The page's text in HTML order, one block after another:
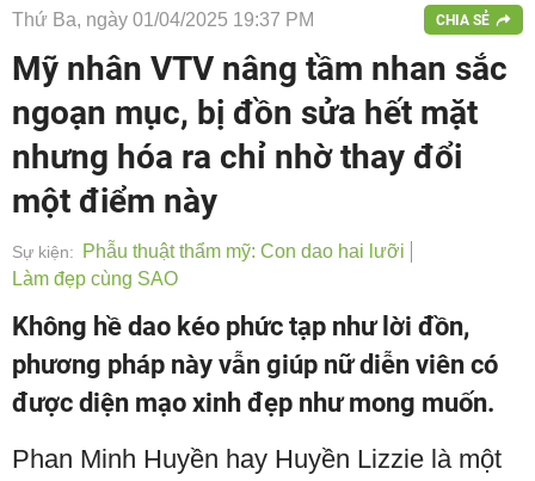
Thứ Ba, ngày 01/04/2025 19:37 PM CHIA SẺ
Mỹ nhân VTV nâng tầm nhan sắc
ngoạn mục, bị đồn sửa hết mặt
nhưng hóa ra chỉ nhờ thay đổi
một điểm này
Sự kiện:
Phẫu thuật thẩm mỹ: Con dao hai lưỡi
Làm đẹp cùng SAO
Không hề dao kéo phức tạp như lời đồn,
phương pháp này vẫn giúp nữ diễn viên có
được diện mạo xinh đẹp như mong muốn.
Phan Minh Huyền hay Huyền Lizzie là một